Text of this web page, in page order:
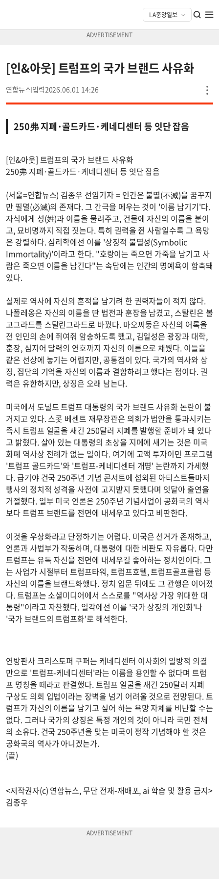
[인&아웃] 트럼프의 국가 브랜드 사유화
연합뉴스 2026.06.01 14:26
250弗 지폐·골드카드·케네디센터 등 잇단 잡음
[인&아웃] 트럼프의 국가 브랜드 사유화
250弗 지폐·골드카드·케네디센터 등 잇단 잡음
(서울=연합뉴스) 김종우 선임기자 = 인간은 불멸(不滅)을 꿈꾸지
만 필멸(必滅)의 존재다. 그 간극을 메우는 것이 '이름 남기기'다.
자식에게 성(姓)과 이름을 물려주고, 건물에 자신의 이름을 붙이
고, 묘비명까지 직접 짓는다. 특히 권력을 쥔 사람일수록 그 욕망
은 강렬하다. 심리학에선 이를 '상징적 불멸성(Symbolic
Immortality)'이라고 한다. "호랑이는 죽으면 가죽을 남기고 사
람은 죽으면 이름을 남긴다"는 속담에는 인간의 명예욕이 함축돼
있다.
실제로 역사에 자신의 흔적을 남기려 한 권력자들이 적지 않다.
나폴레옹은 자신의 이름을 딴 법전과 훈장을 남겼고, 스탈린은 볼
고그라드를 스탈린그라드로 바꿨다. 마오쩌둥은 자신의 어록을
전 인민의 손에 쥐여줘 암송하도록 했고, 김일성은 광장과 대학,
훈장, 심지어 달력의 연호까지 자신의 이름으로 채웠다. 이들을
같은 선상에 놓기는 어렵지만, 공통점이 있다. 국가의 역사와 상
징, 집단의 기억을 자신의 이름과 결합하려고 했다는 점이다. 권
력은 유한하지만, 상징은 오래 남는다.
미국에서 도널드 트럼프 대통령의 국가 브랜드 사유화 논란이 불
거지고 있다. 스콧 베센트 재무장관은 의회가 법안을 통과시키는
즉시 트럼프 얼굴을 새긴 250달러 지폐를 발행할 준비가 돼 있다
고 밝혔다. 살아 있는 대통령의 초상을 지폐에 새기는 것은 미국
화폐 역사상 전례가 없는 일이다. 여기에 고액 투자이민 프로그램
'트럼프 골드카드'와 '트럼프-케네디센터 개명' 논란까지 가세했
다. 급기야 건국 250주년 기념 콘서트에 섭외된 아티스트들마저
행사의 정치적 성격을 사전에 고지받지 못했다며 잇달아 출연을
거절했다. 일부 미국 언론은 250주년 기념사업이 공화국의 역사
보다 트럼프 브랜드를 전면에 내세우고 있다고 비판한다.
이것을 우상화라고 단정하기는 어렵다. 미국은 선거가 존재하고,
언론과 사법부가 작동하며, 대통령에 대한 비판도 자유롭다. 다만
트럼프는 유독 자신을 전면에 내세우길 좋아하는 정치인이다. 그
는 사업가 시절부터 트럼프타워, 트럼프호텔, 트럼프골프클럽 등
자신의 이름을 브랜드화했다. 정치 입문 뒤에도 그 관행은 이어졌
다. 트럼프는 소셜미디어에서 스스로를 "역사상 가장 위대한 대
통령"이라고 자찬했다. 일각에선 이를 '국가 상징의 개인화'나
'국가 브랜드의 트럼프화'로 해석한다.
연방판사 크리스토퍼 쿠퍼는 케네디센터 이사회의 일방적 의결
만으로 '트럼프-케네디센터'라는 이름을 용인할 수 없다며 트럼
프 명칭을 떼라고 판결했다. 트럼프 얼굴을 새긴 250달러 지폐
구상도 의회 입법이라는 장벽을 넘기 어려울 것으로 전망된다. 트
럼프가 자신의 이름을 남기고 싶어 하는 욕망 자체를 비난할 수는
없다. 그러나 국가의 상징은 특정 개인의 것이 아니라 국민 전체
의 소유다. 건국 250주년을 맞는 미국이 정작 기념해야 할 것은
공화국의 역사가 아니겠는가.
(끝)
<저작권자(c) 연합뉴스, 무단 전재-재배포, ai 학습 및 활용 금지>
김종우